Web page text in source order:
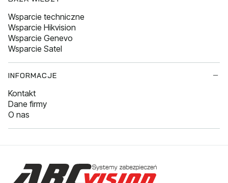
Wsparcie techniczne
Wsparcie Hikvision
Wsparcie Genevo
Wsparcie Satel
INFORMACJE
Kontakt
Dane firmy
O nas